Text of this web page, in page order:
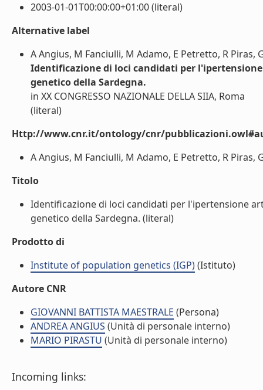
2003-01-01T00:00:00+01:00 (literal)
Alternative label
A Angius, M Fanciulli, M Adamo, E Petretto, R Piras,
Identificazione di loci candidati per
genetico della Sardegna.
in XX CONGRESSO NAZIONALE DELLA SIIA, Roma
(literal)
Http://www.cnr.it/ontology/cnr/
A Angius, M Fanciulli, M Adamo, E Petretto, R
Titolo
Identificazione di loci candidati per l'ipertensione
genetico della Sardegna. (literal)
Prodotto di
Institute of population genetics (IGP)(Istituto)
Autore CNR
GIOVANNI BATTISTA MAESTRALE (Persona)
ANDREA ANGIUS (Unità di personale interno)
MARIO PIRASTU (Unità di personale interno)
Incoming links: